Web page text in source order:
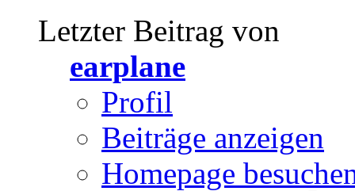
Letzter Beitrag von
earplane
Profil
Beiträge anzeigen
Homepage